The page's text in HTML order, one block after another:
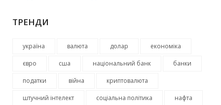
ТРЕНДИ
україна валюта долар економіка
євро сша національний банк банки
податки війна криптовалюта
штучний інтелект соціальна політика нафта